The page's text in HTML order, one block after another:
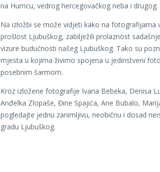
na Humcu, vedrog hercegovačkog neba i drugog.
Na izložbi se može vidjeti kako na fotografijama
prošlost Ljubuškog, zabilježili prolaznost
vizure budućnosti našeg Ljubuškog. Tako su
mjesta u kojima živimo spojena u jedinstveni
posebnim šarmom.
Kroz izložene fotografije Ivana Bebeka, Denisa
Anđelka Zlopaše, Đine Spajića, Ane Bubalo,
pogledajte jednu zanimljivu, neobičnu i dosad
gradu Ljubuškog.